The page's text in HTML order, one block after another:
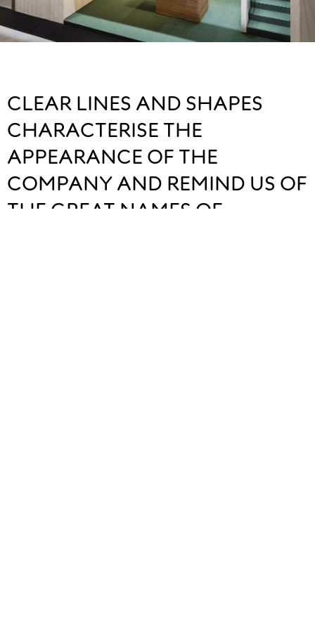
CLEAR LINES AND SHAPES
CHARACTERISE THE
APPEARANCE OF THE
COMPANY AND REMIND US OF
THE GREAT NAMES OF